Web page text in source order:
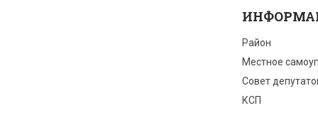
Район
Местное
Совет
КСП